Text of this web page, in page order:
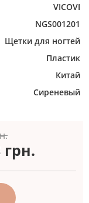
VICOVI
NGS001201
Щетки для ногтей
Пластик
Китай
Сиреневый
грн.